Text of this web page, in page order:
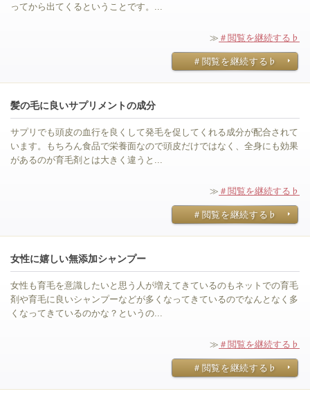
ってから出てくるということです。...
≫ ＃閲覧を継続する♭
＃閲覧を継続する♭
髪の毛に良いサプリメントの成分
サプリでも頭皮の血行を良くして発毛を促してくれる成分が配合されて
います。もちろん食品で栄養面なので頭皮だけではなく、全身にも効果
があるのが育毛剤とは大きく違うと...
≫ ＃閲覧を継続する♭
＃閲覧を継続する♭
女性に嬉しい無添加シャンプー
女性も育毛を意識したいと思う人が増えてきているのもネットでの育毛
剤や育毛に良いシャンプーなどが多くなってきているのでなんとなく多
くなってきているのかな？というの...
≫ ＃閲覧を継続する♭
＃閲覧を継続する♭